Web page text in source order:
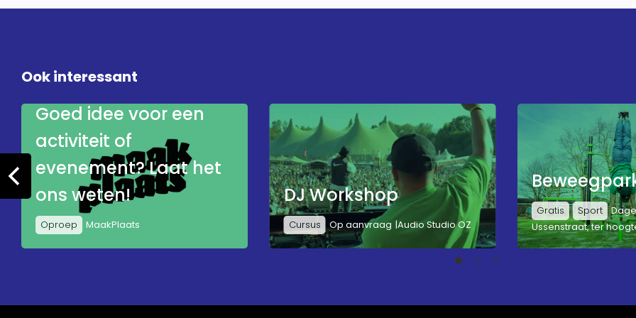
Ook interessant
Goed idee voor een
activiteit of
evenement? Laat het
ons weten!
Oproep MaakPlaats
DJ Workshop
Cursus Op aanvraag Audio Studio OZ
Gratis Sport
Ussenstraat, ter